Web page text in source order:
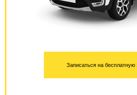
Записаться на бесплатную